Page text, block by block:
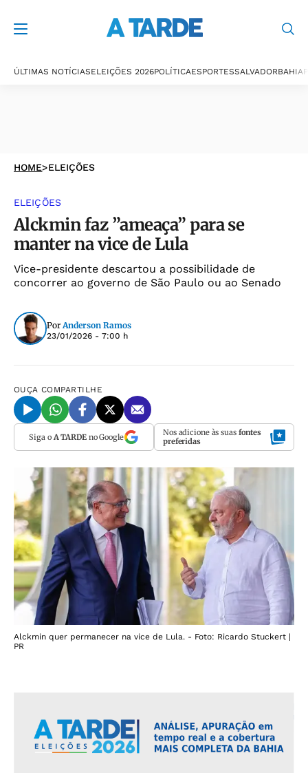
ÚLTIMAS NOTÍCIASELEIÇÕES 2026POLÍTICAESPORTESSALVADORBAHIA
HOME>ELEIÇÕES
ELEIÇÕES
Alckmin faz ”ameaça” para se
manter na vice de Lula
Vice-presidente descartou a possibilidade de
concorrer ao governo de São Paulo ou ao Senado
Por Anderson Ramos
23/01/2026 - 7:00 h
OUÇA COMPARTILHE
Siga o A TARDEno Google Nos adicione às suas fontes
preferidas
Alckmin quer permanecer na vice de Lula. - Foto: Ricardo Stuckert |
PR